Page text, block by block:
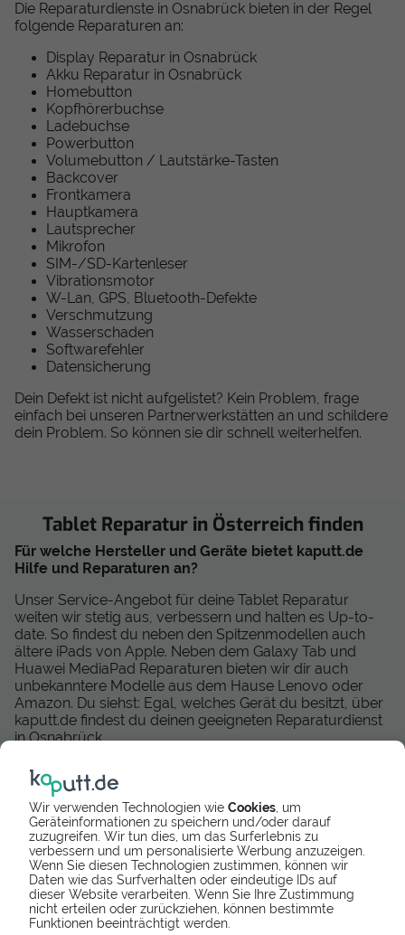
Wir verwenden Technologien wie Cookies , um
Geräteinformationen zu speichern und/oder darauf
zuzugreifen. Wir tun dies, um das Surferlebnis zu
verbessern und um personalisierte Werbung anzuzeigen.
Wenn Sie diesen Technologien zustimmen, können wir
Daten wie das Surfverhalten oder eindeutige IDs auf
dieser Website verarbeiten. Wenn Sie Ihre Zustimmung
nicht erteilen oder zurückziehen, können bestimmte
Funktionen beeinträchtigt werden.
Die Reparaturdienste in Osnabrück bieten in der Regel
folgende Reparaturen an:
Display Reparatur in Osnabrück
Akku Reparatur in Osnabrück
Homebutton
Kopfhörerbuchse
Ladebuchse
Powerbutton
Volumebutton / Lautstärke-Tasten
Backcover
Frontkamera
Hauptkamera
Lautsprecher
Mikrofon
SIM-/SD-Kartenleser
Vibrationsmotor
W-Lan, GPS, Bluetooth-Defekte
Verschmutzung
Wasserschaden
Softwarefehler
Datensicherung
Dein Defekt ist nicht aufgelistet? Kein Problem, frage
einfach bei unseren Partnerwerkstätten an und schildere
dein Problem. So können sie dir schnell weiterhelfen.
Tablet Reparatur in Österreich finden
Für welche Hersteller und Geräte bietet kaputt.de
Hilfe und Reparaturen an?
Unser Service-Angebot für deine Tablet Reparatur
weiten wir stetig aus, verbessern und halten es Up-to-
date. So findest du neben den Spitzenmodellen auch
ältere iPads von Apple. Neben dem Galaxy Tab und
Huawei MediaPad Reparaturen bieten wir dir auch
unbekanntere Modelle aus dem Hause Lenovo oder
Amazon. Du siehst: Egal, welches Gerät du besitzt, über
kaputt.de findest du deinen geeigneten Reparaturdienst
in Osnabrück.
Mittlerweile können wir deutschlandweit eine große Zahl
zuverlässiger und geprüfter Reparatur-Dienstleister
anbieten, die eine schnelle und kompetente Tablet
Reparatur durchführen. Wir arbeiten zudem daran,
unseren Anbieter-Service auszubauen und dir auch in
Österreich passendende Tablet Services anzubieten.
Momentan können wir dir die folgenden Reparaturen in
Österreich vermitteln:
Tabletreparatur Wien